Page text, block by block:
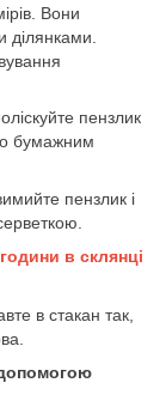
Вони
ділянками.
пензлик
бумажним
пензлик і
в склянці
в стакан так,